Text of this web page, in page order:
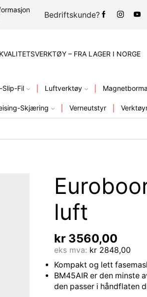
Bedriftskunde?
KVALITETSVERKTØY – FRA LAGER I NORGE
Slip-Fil Luftverktøy
Skjæring Verneutstyr
luft
kr 3560,00
eks mva: kr 2848,00
Kompakt og lett
BM45AIR er den minste
den passer i håndflaten